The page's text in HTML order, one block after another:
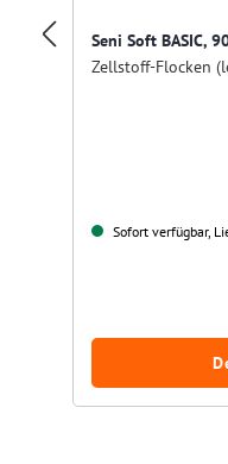
Seni Soft BASIC,
Zellstoff-Flocken
Sofort verfügbar,